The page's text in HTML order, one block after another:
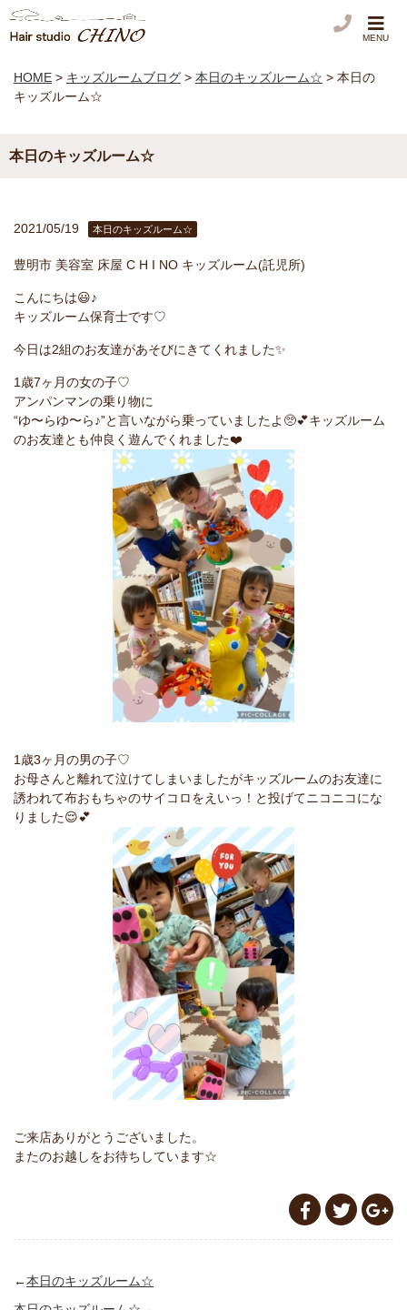
MENU
HOME > キッズルームブログ > 本日のキッズルーム☆ > 本日の
キッズルーム☆
本日のキッズルーム☆
2021/05/19 本日のキッズルーム☆
豊明市 美容室 床屋 C H I NO キッズルーム(託児所)
こんにちは😃♪
キッズルーム保育士です♡
今日は2組のお友達があそびにきてくれました✨
1歳7ヶ月の女の子♡
アンパンマンの乗り物に
“ゆ〜らゆ〜ら♪”と言いながら乗っていましたよ🥺💕キッズルーム
のお友達とも仲良く遊んでくれました❤️
1歳3ヶ月の男の子♡
お母さんと離れて泣けてしまいましたがキッズルームのお友達に
誘われて布おもちゃのサイコロをえいっ！と投げてニコニコにな
りました😌💕
ご来店ありがとうございました。
またのお越しをお待ちしています☆
←本日のキッズルーム☆